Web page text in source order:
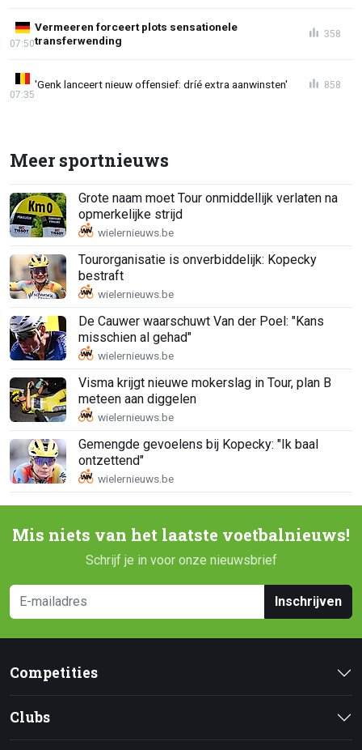
Vermeeren forceert plots sensationele
transferwending
07:50
358
'Genk lanceert nieuw offensief: dríé extra aanwinsten'
07:35
858
Meer sportnieuws
Grote naam moet Tour onmiddellijk verlaten na
opmerkelijke strijd
Tourorganisatie is onverbiddelijk: Kopecky
bestraft
De Cauwer waarschuwt Van der Poel: "Kans
misschien al gehad"
Visma krijgt nieuwe mokerslag in Tour, plan B
meteen aan diggelen
Gemengde gevoelens bij Kopecky: "Ik baal
ontzettend"
Mis niets van het laatste voetbalnieuws!
Schrijf je in voor onze nieuwsbrief
Inschrijven
Competities
Clubs